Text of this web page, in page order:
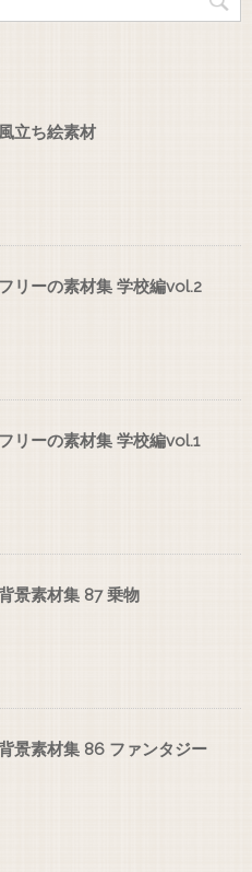
立ち絵素材
リーの素材集 学校編vol.2
リーの素材集 学校編vol.1
景素材集 87 乗物
景素材集 86 ファンタジー